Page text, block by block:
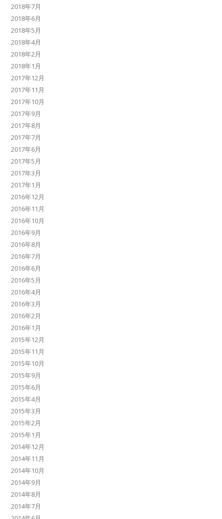
2018年7月
2018年6月
2018年5月
2018年4月
2018年2月
2018年1月
2017年12月
2017年11月
2017年10月
2017年9月
2017年8月
2017年7月
2017年6月
2017年5月
2017年3月
2017年1月
2016年12月
2016年11月
2016年10月
2016年9月
2016年8月
2016年7月
2016年6月
2016年5月
2016年4月
2016年3月
2016年2月
2016年1月
2015年12月
2015年11月
2015年10月
2015年9月
2015年6月
2015年4月
2015年3月
2015年2月
2015年1月
2014年12月
2014年11月
2014年10月
2014年9月
2014年8月
2014年7月